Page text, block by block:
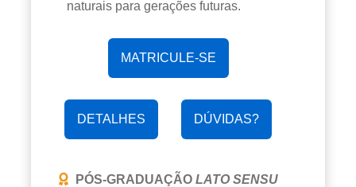
naturais para gerações futuras.
MATRICULE-SE
DETALHES DÚVIDAS?
PÓS-GRADUAÇÃO LATO SENSU